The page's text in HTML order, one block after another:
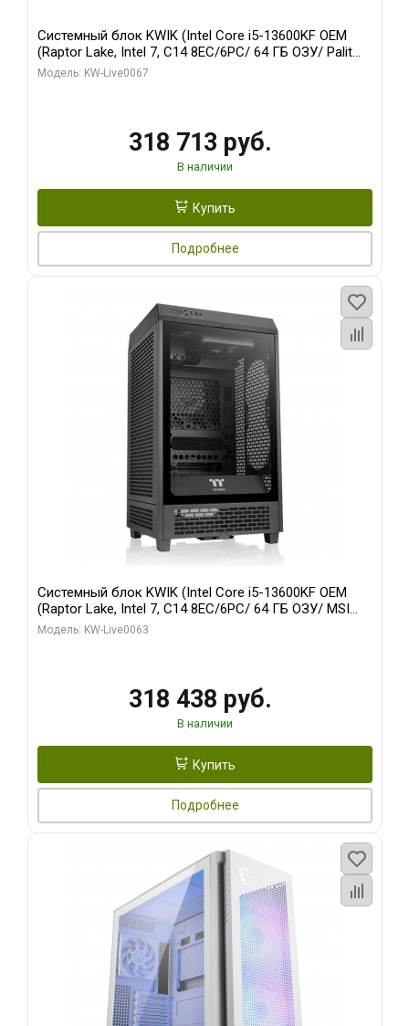
Системный блок KWIK (Intel Core i5-13600KF OEM
(Raptor Lake, Intel 7, C14 8EC/6PC/ 64 ГБ ОЗУ/ Palit
RTX5080 GAMINGPRO OC 16GB GDDR7 256bit 3xDP
Модель: KW-Live0067
318 713 руб.
В наличии
Купить
Подробнее
Системный блок KWIK (Intel Core i5-13600KF OEM
(Raptor Lake, Intel 7, C14 8EC/6PC/ 64 ГБ ОЗУ/ MSI
RTX5080 VENTUS 3X OC 16GB GDDR7 256bit 3xDP
Модель: KW-Live0063
318 438 руб.
В наличии
Купить
Подробнее